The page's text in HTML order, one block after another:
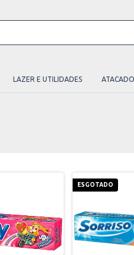
LAZER E UTILIDADES ATACADO
ESGOTADO